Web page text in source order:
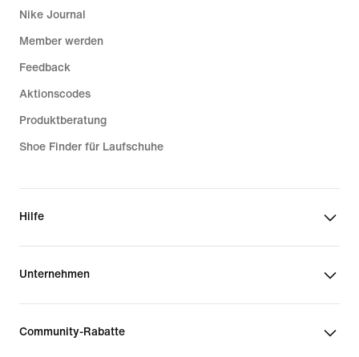
Nike Journal
Member werden
Feedback
Aktionscodes
Produktberatung
Shoe Finder für Laufschuhe
Hilfe
Unternehmen
Community-Rabatte